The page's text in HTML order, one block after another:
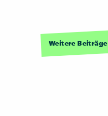
Weitere Beiträge